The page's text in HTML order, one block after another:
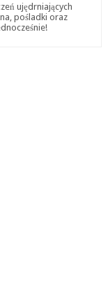
ujędrniających
pośladki oraz